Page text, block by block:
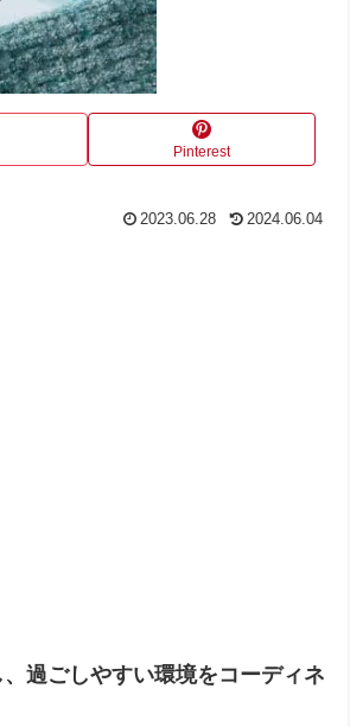
Pinterest
2023.06.28 2024.06.04
過ごしやすい環境をコーディネ